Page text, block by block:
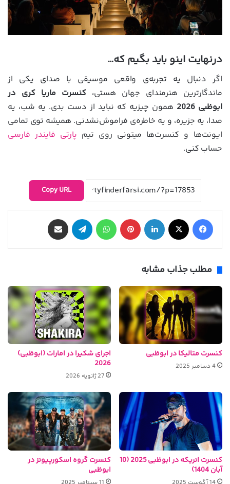
درنهایت اینو باید بگیم که…
اگر دنبال یه تجربه‌ی واقعی موسیقی با صدای یکی از
ماندگارترین هنرمندای جهان هستی،کنسرت ماریا کری در
ابوظبی 2026
همون چیزیه که نباید از دست بدی. یه شب، یه
صدا، یه جزیره، و یه خاطره‌ی فراموش‌نشدنی. همیشه توی تمامی
ایونت‌ها و کنسرت‌ها میتونی روی تیم پارتی فایندر فارسی
حساب کنی.
Copy URL
فیس بوک لینکدین ‫پین‌ترست واتس آپ تلگرام
مطلب جذاب مشابه
کنسرت متالیکا در ابوظبی
4 دسامبر 2025
اجرای شکیرا در امارات (ابوظبی)
2026
27 ژانویه 2026
کنسرت انریکه در ابوظبی 2025 (10
آبان 1404)
کنسرت گروه اسکورپیونز در
ابوظبی